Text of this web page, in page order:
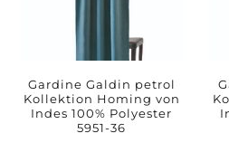
Gardine Galdin petrol
Kollektion Homing von
Indes 100% Polyester
5951-36